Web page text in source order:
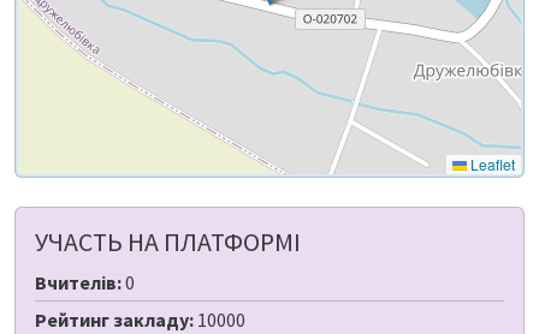
Leaflet
УЧАСТЬ НА ПЛАТФОРМІ
Вчителів:0
Рейтинг закладу: 10000